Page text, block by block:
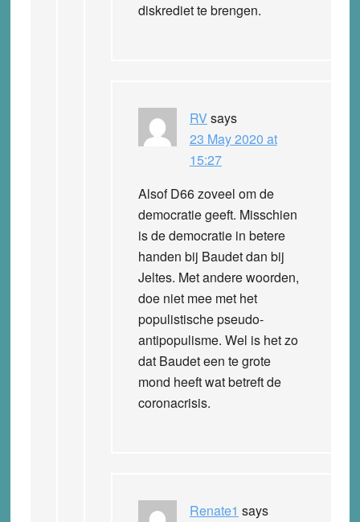
diskrediet te brengen.
RV says
23 May 2020 at
15:27
Alsof D66 zoveel om de
democratie geeft. Misschien
is de democratie in betere
handen bij Baudet dan bij
Jeltes. Met andere woorden,
doe niet mee met het
populistische pseudo-
antipopulisme. Wel is het zo
dat Baudet een te grote
mond heeft wat betreft de
coronacrisis.
Renate1 says